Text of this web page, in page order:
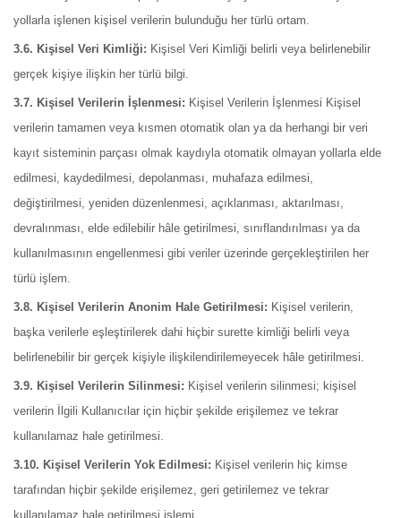
yollarla işlenen kişisel verilerin bulunduğu her türlü ortam.
3.6. Kişisel Veri Kimliği: Kişisel Veri Kimliği belirli veya belirlenebilir
gerçek kişiye ilişkin her türlü bilgi.
3.7. Kişisel Verilerin İşlenmesi: Kişisel Verilerin İşlenmesi Kişisel
verilerin tamamen veya kısmen otomatik olan ya da herhangi bir veri
kayıt sisteminin parçası olmak kaydıyla otomatik olmayan yollarla elde
edilmesi, kaydedilmesi, depolanması, muhafaza edilmesi,
değiştirilmesi, yeniden düzenlenmesi, açıklanması, aktarılması,
devralınması, elde edilebilir hâle getirilmesi, sınıflandırılması ya da
kullanılmasının engellenmesi gibi veriler üzerinde gerçekleştirilen her
türlü işlem.
3.8. Kişisel Verilerin Anonim Hale Getirilmesi: Kişisel verilerin,
başka verilerle eşleştirilerek dahi hiçbir surette kimliği belirli veya
belirlenebilir bir gerçek kişiyle ilişkilendirilemeyecek hâle getirilmesi.
3.9. Kişisel Verilerin Silinmesi: Kişisel verilerin silinmesi; kişisel
verilerin İlgili Kullanıcılar için hiçbir şekilde erişilemez ve tekrar
kullanılamaz hale getirilmesi.
3.10. Kişisel Verilerin Yok Edilmesi: Kişisel verilerin hiç kimse
tarafından hiçbir şekilde erişilemez, geri getirilemez ve tekrar
kullanılamaz hale getirilmesi işlemi.